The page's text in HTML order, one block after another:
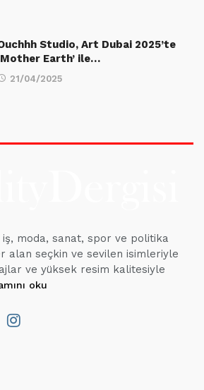
Studio, Art Dubai 2025’te
Earth’ ile…
21/04/2025
iş, moda, sanat, spor ve politika
alan seçkin ve sevilen isimleriyle
ve yüksek resim kalitesiyle
oku